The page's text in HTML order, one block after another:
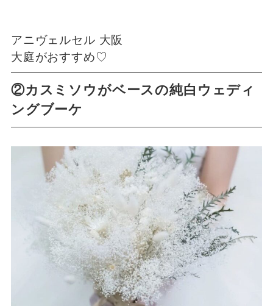
アニヴェルセル 大阪
大庭がおすすめ♡
②カスミソウがベースの純白ウェディ
ングブーケ